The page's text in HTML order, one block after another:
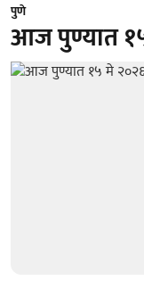
पुणे
आज पुण्यात